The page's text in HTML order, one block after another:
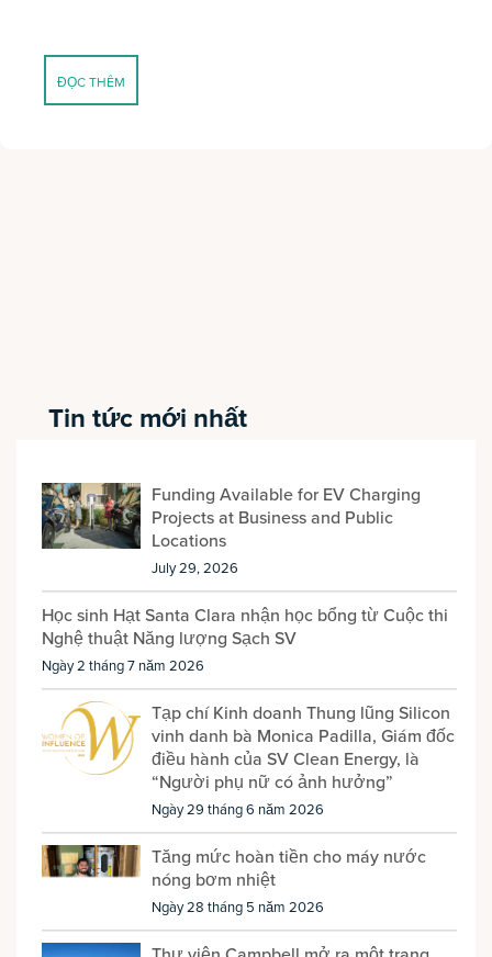
ĐỌC THÊM
Tin tức mới nhất
Funding Available for EV Charging
Projects at Business and Public
Locations
July 29, 2026
Học sinh Hạt Santa Clara nhận học bổng từ Cuộc thi
Nghệ thuật Năng lượng Sạch SV
Ngày 2 tháng 7 năm 2026
Tạp chí Kinh doanh Thung lũng Silicon
vinh danh bà Monica Padilla, Giám đốc
điều hành của SV Clean Energy, là
“Người phụ nữ có ảnh hưởng”
Ngày 29 tháng 6 năm 2026
Tăng mức hoàn tiền cho máy nước
nóng bơm nhiệt
Ngày 28 tháng 5 năm 2026